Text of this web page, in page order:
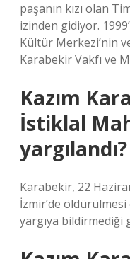
paşanın kızı olan
izinden gidiyor.
Kültür Merkezi’nin
Karabekir Vakfı ve
Kazım
İstiklal
yargılandı?
Karabekir, 22
İzmir’de
yargıya bildirmediği